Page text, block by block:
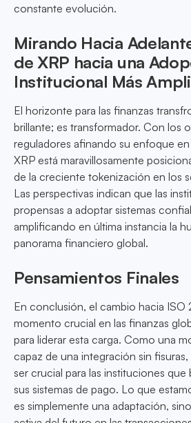
constante evolución.
Mirando Hacia
de XRP hacia una
Institucional Más
El horizonte para las finanzas
brillante; es transformador. Con los
reguladores afinando su enfoque
XRP está maravillosamente
de la creciente tokenización en los
Las perspectivas indican que las
propensas a adoptar sistemas
amplificando en última instancia la
panorama financiero global.
Pensamientos Finales
En conclusión, el cambio hacia ISO
momento crucial en las finanzas
para liderar esta carga. Como una
capaz de una integración sin
ser crucial para las instituciones
sus sistemas de pago. Lo que
es simplemente una adaptación,